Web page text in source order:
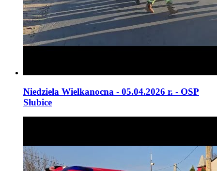
Niedziela Wielkanocna - 05.04.2026 r. - OSP
Słubice